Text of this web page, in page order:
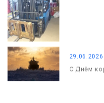
29.06.2026
С Днём